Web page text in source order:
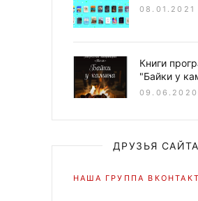
08.01.2021
Книги
"Байки у
09.06.2020
ДРУЗЬЯ САЙТА
НАША ГРУППА